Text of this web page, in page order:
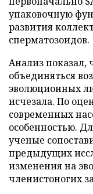
упаковочную
развития
сперматозоидов.
Анализ показал,
объединяться
эволюционных
исчезала. По
современных
особенностью.
ученые
предыдущих
изменения на
членистоногих